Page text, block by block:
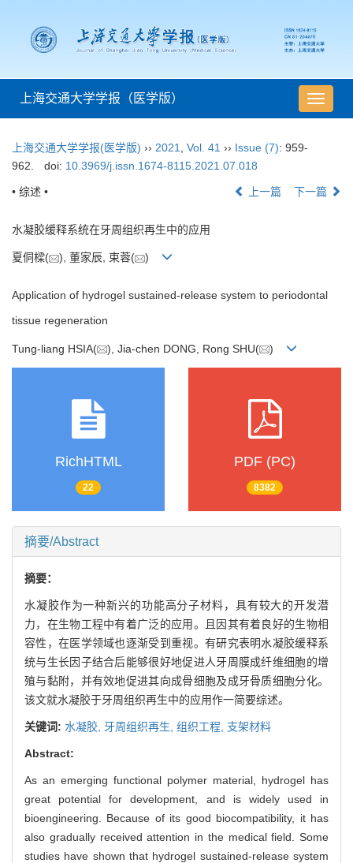
导
航
上海交通大学学报（医学版）
上海交通大学学报(医学版) ›› 2021 Vol. 41 ›› Issue (7): 959-
962.
doi: 10.3969/j.issn.1674-8115.2021.07.018
• 综述 • 上一篇 下一篇
水凝胶缓释系统在牙周组织再生中的应用
夏侗樑( ), 董家辰, 束蓉( )
Application of hydrogel sustained-release system to periodontal
tissue regeneration
Tung-liang HSIA( ), Jia-chen DONG, Rong SHU( )
RichHTML
22
PDF (PC)
8382
摘要/Abstract
摘要：
水凝胶作为一种新兴的功能高分子材料，具有较大的开发潜
力，在生物工程中有着广泛的应用。且因其有着良好的生物相
容性，在医学领域也逐渐受到重视。有研究表明水凝胶缓释系
统与生长因子结合后能够很好地促进人牙周膜成纤维细胞的增
殖与黏附，并有效地促进其向成骨细胞及成牙骨质细胞分化。
该文就水凝胶于牙周组织再生中的应用作一简要综述。
关键词: 水凝胶, 牙周组织再生, 组织工程, 支架材料
Abstract:
As an emerging functional polymer material, hydrogel has
great potential for development, and is widely used in
bioengineering. Because of its good biocompatibility, it has
also gradually received attention in the medical field. Some
studies have shown that hydrogel sustained-release system